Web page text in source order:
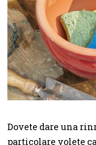
Dovete dare una
particolare volete